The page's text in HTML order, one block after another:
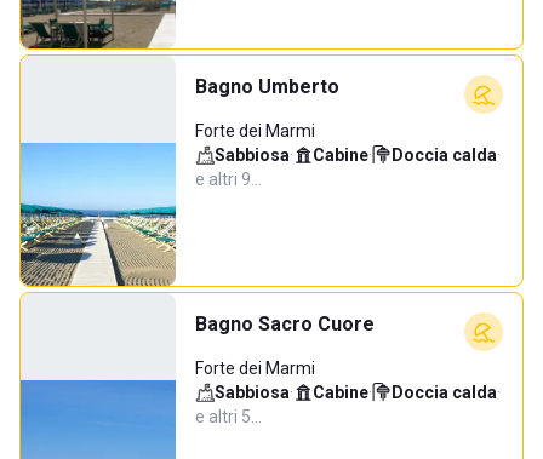
Bagno Umberto
Forte dei Marmi
Sabbiosa· Cabine· Doccia calda·
e altri 9…
Bagno Sacro Cuore
Forte dei Marmi
Sabbiosa· Cabine· Doccia calda·
e altri 5…